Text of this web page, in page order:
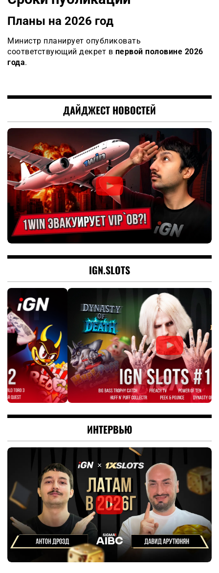
Планы на 2026 год
Министр планирует опубликовать
соответствующий декрет в первой половине 2026
года.
ДАЙДЖЕСТ НОВОСТЕЙ
IGN.SLOTS
ИНТЕРВЬЮ